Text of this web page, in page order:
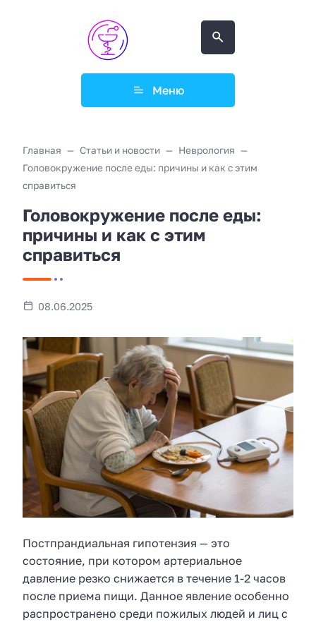
Меню
Главная Статьи и новости
Неврология
Головокружение после еды: причины и как с этим
справиться
Головокружение после еды:
причины и как с этим
справиться
08.06.2025
Постпрандиальная гипотензия — это
состояние, при котором артериальное
давление резко снижается в течение 1-2 часов
после приема пищи. Данное явление особенно
распространено среди пожилых людей и лиц с